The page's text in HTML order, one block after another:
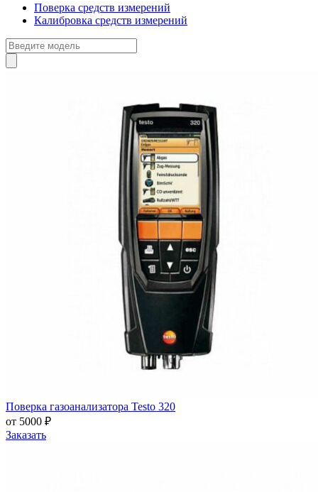
Поверка средств измерений
Калибровка средств измерений
Поверка газоанализатора Testo 320
от 5000 ₽
Заказать